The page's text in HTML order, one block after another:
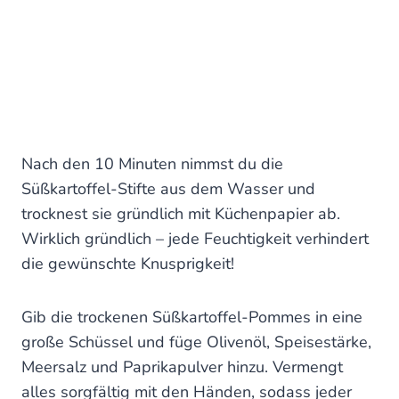
Nach den 10 Minuten nimmst du die
Süßkartoffel-Stifte aus dem Wasser und
trocknest sie gründlich mit Küchenpapier ab.
Wirklich gründlich – jede Feuchtigkeit verhindert
die gewünschte Knusprigkeit!
Gib die trockenen Süßkartoffel-Pommes in eine
große Schüssel und füge Olivenöl, Speisestärke,
Meersalz und Paprikapulver hinzu. Vermengt
alles sorgfältig mit den Händen, sodass jeder